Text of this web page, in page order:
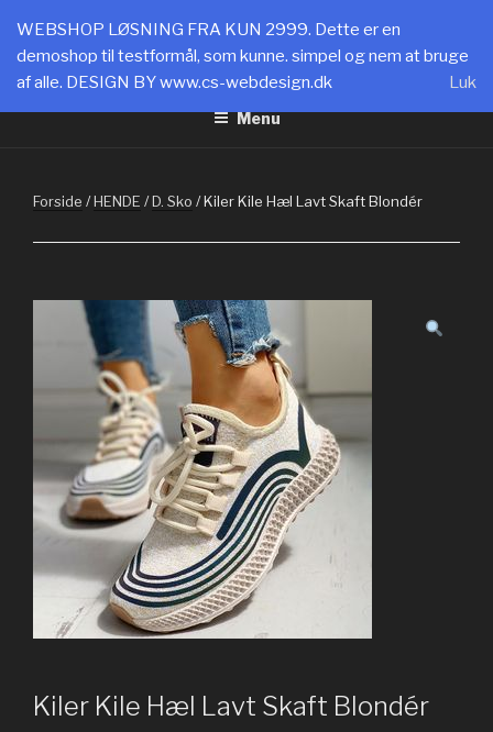
indhold
SHOPPING CPH
WEBLØSNINGER FRA 2999: www.cs-webdesign.dk
Menu
Forside /HENDE /D. Sko / Kiler Kile Hæl Lavt Skaft Blondér
Kiler Kile Hæl Lavt Skaft Blondér
WEBSHOP LØSNING FRA KUN 2999. Dette er en
demoshop til testformål, som kunne. simpel og nem at bruge
af alle. DESIGN BY www.cs-webdesign.dk
Luk